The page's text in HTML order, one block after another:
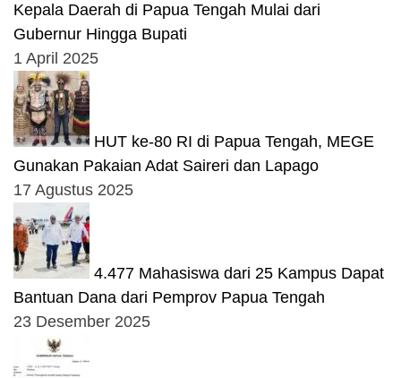
Kepala Daerah di Papua Tengah Mulai dari
Gubernur Hingga Bupati
1 April 2025
HUT ke-80 RI di Papua Tengah, MEGE
Gunakan Pakaian Adat Saireri dan Lapago
17 Agustus 2025
4.477 Mahasiswa dari 25 Kampus Dapat
Bantuan Dana dari Pemprov Papua Tengah
23 Desember 2025